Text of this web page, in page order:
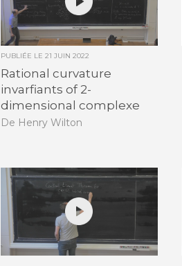
PUBLIÉE LE21 JUIN 2022
Rational curvature
invarfiants of 2-
dimensional complexe
De Henry Wilton